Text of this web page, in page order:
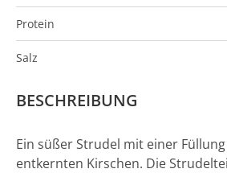
Protein
Salz
BESCHREIBUNG
Ein süßer Strudel mit einer
entkernten Kirschen. Die